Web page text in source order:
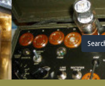
Search
for